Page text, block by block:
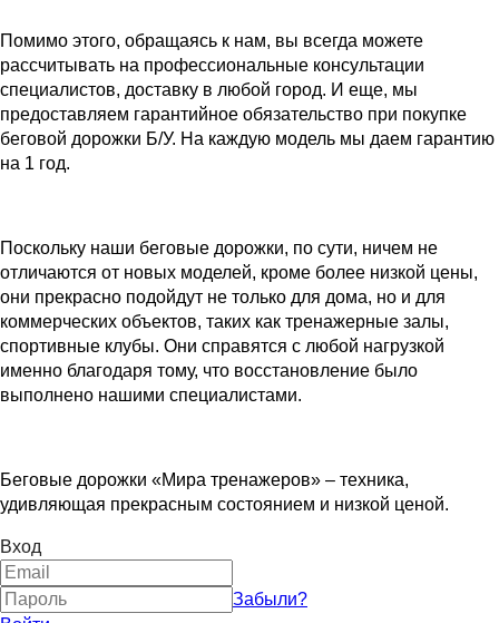
Помимо этого, обращаясь к нам, вы всегда можете
рассчитывать на профессиональные консультации
специалистов, доставку в любой город. И еще, мы
предоставляем гарантийное обязательство при покупке
беговой дорожки Б/У. На каждую модель мы даем гарантию
на 1 год.
Поскольку наши беговые дорожки, по сути, ничем не
отличаются от новых моделей, кроме более низкой цены,
они прекрасно подойдут не только для дома, но и для
коммерческих объектов, таких как тренажерные залы,
спортивные клубы. Они справятся с любой нагрузкой
именно благодаря тому, что восстановление было
выполнено нашими специалистами.
Беговые дорожки «Мира тренажеров» – техника,
удивляющая прекрасным состоянием и низкой ценой.
Вход
Забыли?